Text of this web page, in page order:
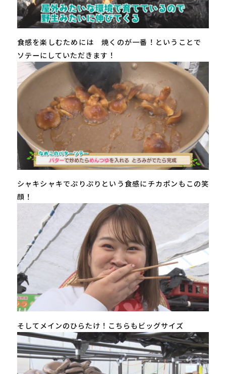
食感を楽しむためには 焼くのが一番！ということで
ソテーにしていただきます！
シャキシャキでぷりぷりという食感にチカポンもこの笑
顔！
そしてメインのひらたけ！こちらもビッグサイズ